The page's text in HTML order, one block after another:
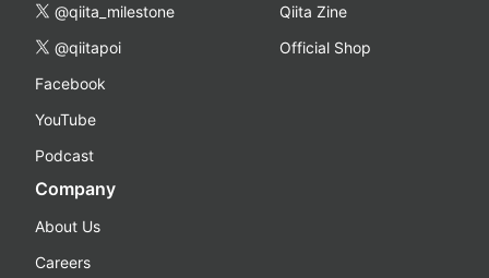
@qiita_milestone
@qiitapoi
Facebook
YouTube
Podcast
Qiita Zine
Official Shop
Company
About Us
Careers